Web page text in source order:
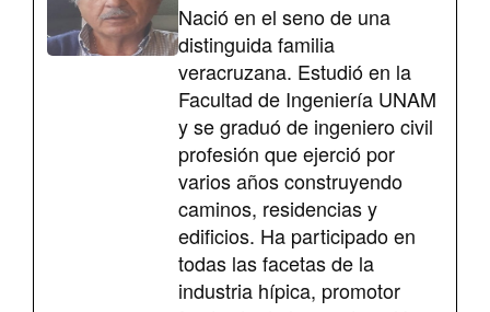
Nació en el seno de una
distinguida familia
veracruzana. Estudió en la
Facultad de Ingeniería UNAM
y se graduó de ingeniero civil
profesión que ejerció por
varios años construyendo
caminos, residencias y
edificios. Ha participado en
todas las facetas de la
industria hípica, promotor